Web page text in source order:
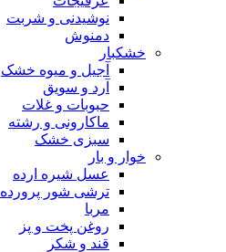
نوشیدنی و شربت
دمنوش
خشکبار
آجیل و میوه خشک
آرد و سویق
حبوبات و غلات
ماکارونی و رشته
سبزی خشک
خوار و بار
عسل شیره ارده
ترشی شور پرورده
مربا
روغن پخت و پز
قند و شکر